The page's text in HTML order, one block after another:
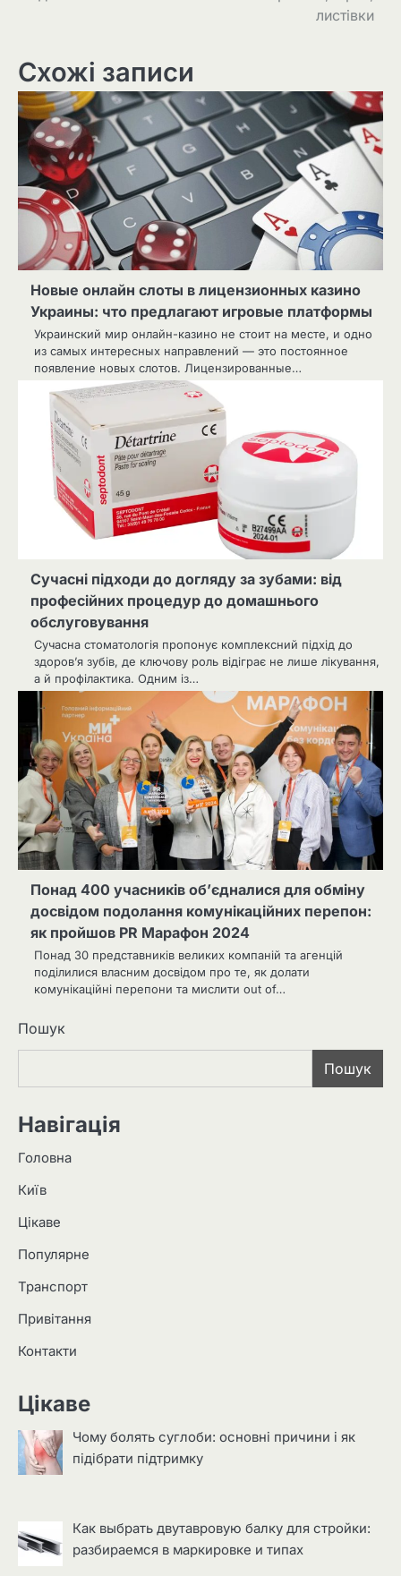
листівки
Схожі записи
Новые онлайн слоты в лицензионных казино
Украины: что предлагают игровые платформы
Украинский мир онлайн-казино не стоит на месте, и одно
из самых интересных направлений — это постоянное
появление новых слотов. Лицензированные…
Сучасні підходи до догляду за зубами: від
професійних процедур до домашнього
обслуговування
Сучасна стоматологія пропонує комплексний підхід до
здоров’я зубів, де ключову роль відіграє не лише лікування,
а й профілактика. Одним із…
Понад 400 учасників об’єдналися для обміну
досвідом подолання комунікаційних перепон:
як пройшов PR Марафон 2024
Понад 30 представників великих компаній та агенцій
поділилися власним досвідом про те, як долати
комунікаційні перепони та мислити out of…
Пошук
Пошук
Навігація
Головна
Київ
Цікаве
Популярне
Транспорт
Привітання
Контакти
Цікаве
Чому болять суглоби: основні причини і як
підібрати підтримку
Как выбрать двутавровую балку для стройки:
разбираемся в маркировке и типах